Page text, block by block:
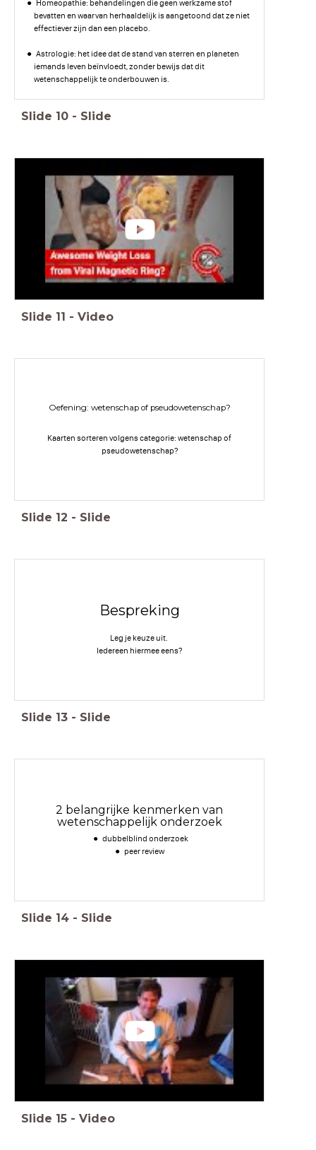
Homeopathie: behandelingen die geen werkzame stof
bevatten en waarvan herhaaldelijk is aangetoond dat ze niet
effectiever zijn dan een placebo.
Astrologie: het idee dat de stand van sterren en planeten
iemands leven beïnvloedt, zonder bewijs dat dit
wetenschappelijk te onderbouwen is.
Slide 10 - Slide
Slide 11 - Video
Oefening: wetenschap of pseudowetenschap?
Kaarten sorteren volgens categorie: wetenschap of
pseudowetenschap?
Slide 12 - Slide
Bespreking
Leg je keuze uit.
Iedereen hiermee eens?
Slide 13 - Slide
2 belangrijke kenmerken van
wetenschappelijk onderzoek
dubbelblind onderzoek
peer review
Slide 14 - Slide
Slide 15 - Video